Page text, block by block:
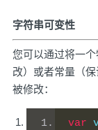
字符串可变性
您可以通过将一
改）或者常量（
被修改：
var